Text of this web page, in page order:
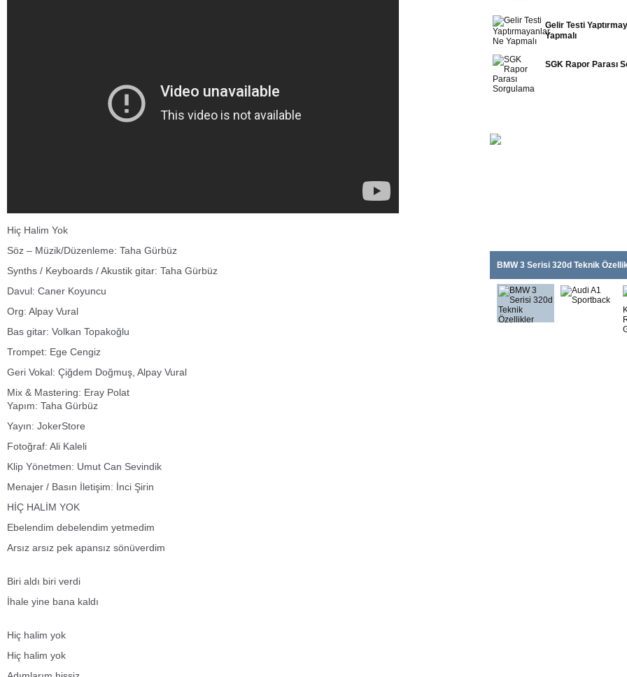
Hiç Halim Yok
Söz – Müzik/Düzenleme: Taha Gürbüz
Synths / Keyboards / Akustik gitar: Taha Gürbüz
Davul: Caner Koyuncu
Org: Alpay Vural
Bas gitar: Volkan Topakoğlu
Trompet: Ege Cengiz
Geri Vokal: Çiğdem Doğmuş, Alpay Vural
Mix & Mastering: Eray Polat
Yapım: Taha Gürbüz
Yayın: JokerStore
Fotoğraf: Ali Kaleli
Klip Yönetmen: Umut Can Sevindik
Menajer / Basın İletişim: İnci Şirin
HİÇ HALİM YOK
Ebelendim debelendim yetmedim
Arsız arsız pek apansız sönüverdim
Biri aldı biri verdi
İhale yine bana kaldı
Hiç halim yok
Hiç halim yok
Gelir Testi
Yapmalı
SGK Rapor Parası
BMW 3 Serisi 320d Teknik